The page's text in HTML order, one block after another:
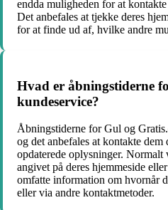
endda muligheden for at
Det anbefales at tjekke deres
for at finde ud af, hvilke andre
Hvad er åbningstiderne
kundeservice?
Åbningstiderne for Gul og
og det anbefales at kontakte
opdaterede oplysninger.
angivet på deres hjemmeside
omfatte information om hvornår
eller via andre kontaktmetoder.